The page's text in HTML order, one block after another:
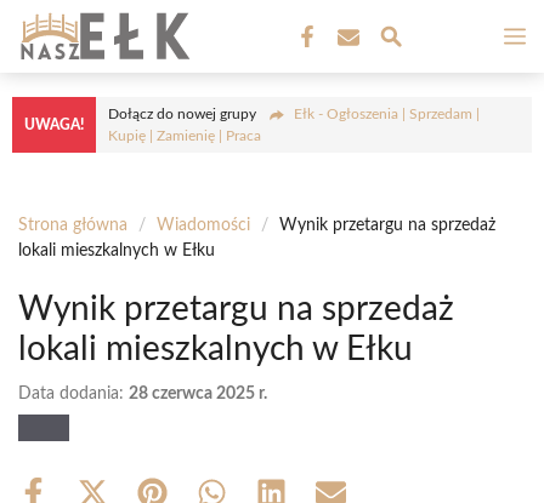
Przejdź
treści
UWAGA!
Dołącz do nowej grupy
Ełk - Ogłoszenia | Sprzedam |
Kupię | Zamienię | Praca
Strona główna / Wiadomości /
Wynik przetargu na sprzedaż
lokali mieszkalnych w Ełku
Wynik przetargu na sprzedaż
lokali mieszkalnych w Ełku
Data dodania: 28 czerwca 2025 r.